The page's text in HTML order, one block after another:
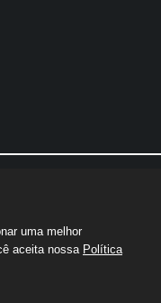
uma melhor
aceita nossa Política